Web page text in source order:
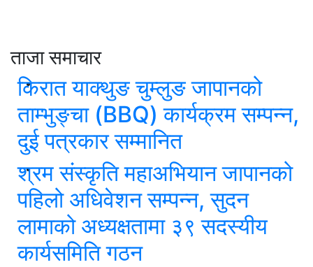
ताजा समाचार
किरात याक्थुङ चुम्लुङ जापानको
ताम्भुङ्चा (BBQ) कार्यक्रम सम्पन्न,
दुई पत्रकार सम्मानित
श्रम संस्कृति महाअभियान जापानको
पहिलो अधिवेशन सम्पन्न, सुदन
लामाको अध्यक्षतामा ३९ सदस्यीय
कार्यसमिति गठन